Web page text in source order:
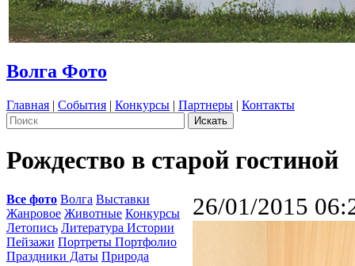
Волга Фото
Главная | События | Конкурсы | Партнеры | Контакты
Рождество в старой гостиной
Все фото Волга Выставки
Жанровое Животные Конкурсы
Летопись Литература Истории
Пейзажи Портреты Портфолио
Праздники Даты Природа
26/01/2015